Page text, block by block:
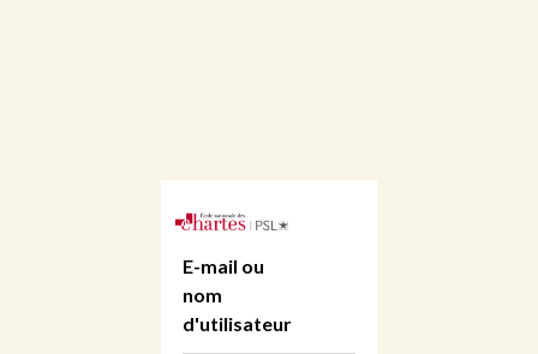
E-mail ou
nom
d'utilisateur